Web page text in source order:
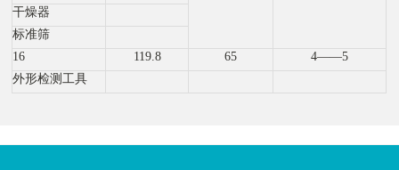
干燥器
标准筛
16
119.8 65
4——5
外形检测工具